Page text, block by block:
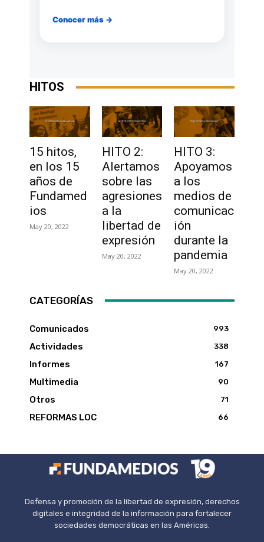
Conocer más →
HITOS
15 hitos,
en los 15
años de
Fundamed
ios
May 20, 2022
HITO 2:
Alertamos
sobre las
agresiones
a la
libertad de
expresión
May 20, 2022
HITO 3:
Apoyamos
a los
medios de
comunicac
ión
durante la
pandemia
May 20, 2022
CATEGORÍAS
Comunicados 993
Actividades 338
Informes 167
Multimedia 90
Otros 71
REFORMAS LOC 66
Defensa y promoción de la libertad de expresión, derechos
digitales e integridad de la información para fortalecer
sociedades democráticas en las Américas.